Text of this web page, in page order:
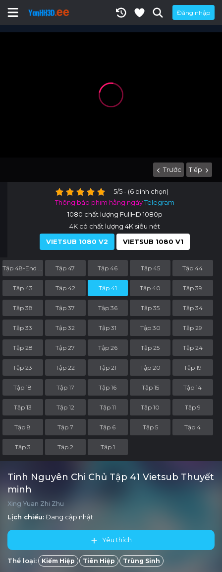
Đăng nhập
Trước Tiếp
5/5 - (6 bình chọn)
Thông báo phim hằng ngàyTelegram
1080 chất lượng FullHD 1080p
4K có chất lượng 4K siêu nét
VIETSUB 1080 V2
VIETSUB 1080 V1
Tập 47 Tập 46 Tập 45 Tập 44
Tập 43 Tập 42 Tập 41 Tập 40 Tập 39
Tập 38 Tập 37 Tập 36 Tập 35 Tập 34
Tập 33 Tập 32 Tập 31 Tập 30 Tập 29
Tập 28 Tập 27 Tập 26 Tập 25 Tập 24
Tập 23 Tập 22 Tập 21 Tập 20 Tập 19
Tập 18 Tập 17 Tập 16 Tập 15 Tập 14
Tập 13 Tập 12 Tập 11 Tập 10 Tập 9
Tập 8 Tập 7 Tập 6 Tập 5 Tập 4
Tập 3 Tập 2 Tập 1
Tinh Nguyên Chi Chủ Tập 41 Vietsub Thuyết
minh
Xing Yuan Zhi Zhu
Lịch chiếu:Đang cập nhật
Yêu thích
Thể loại: Kiếm Hiệp Tiên Hiệp Trùng Sinh